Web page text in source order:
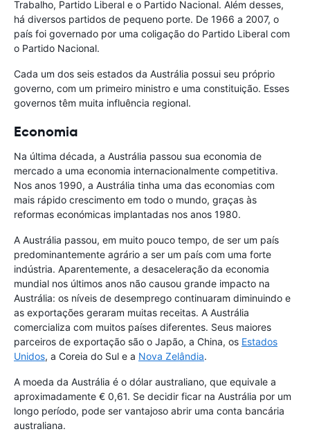
Trabalho, Partido Liberal e o Partido Nacional. Além desses,
há diversos partidos de pequeno porte. De 1966 a 2007, o
país foi governado por uma coligação do Partido Liberal com
o Partido Nacional.
Cada um dos seis estados da Austrália possui seu próprio
governo, com um primeiro ministro e uma constituição. Esses
governos têm muita influência regional.
Economia
Na última década, a Austrália passou sua economia de
mercado a uma economia internacionalmente competitiva.
Nos anos 1990, a Austrália tinha uma das economias com
mais rápido crescimento em todo o mundo, graças às
reformas económicas implantadas nos anos 1980.
A Austrália passou, em muito pouco tempo, de ser um país
predominantemente agrário a ser um país com uma forte
indústria. Aparentemente, a desaceleração da economia
mundial nos últimos anos não causou grande impacto na
Austrália: os níveis de desemprego continuaram diminuindo e
as exportações geraram muitas receitas. A Austrália
comercializa com muitos países diferentes. Seus maiores
parceiros de exportação são o Japão, a China, os Estados
Unidos, a Coreia do Sul e a Nova Zelândia.
A moeda da Austrália é o dólar australiano, que equivale a
aproximadamente € 0,61. Se decidir ficar na Austrália por um
longo período, pode ser vantajoso abrir uma conta bancária
australiana.